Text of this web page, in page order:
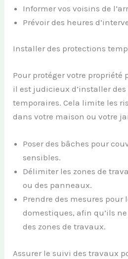
Informer vos voisins de
Prévoir des heures
Installer des protections
Pour protéger votre propriété
il est judicieux d’installer
temporaires. Cela limite les
dans votre maison ou votre
Poser des bâches pour
sensibles.
Délimiter les zones de
ou des panneaux.
Prendre des mesures pour
domestiques, afin qu’ils
des zones de travaux.
Assurer le suivi des travaux